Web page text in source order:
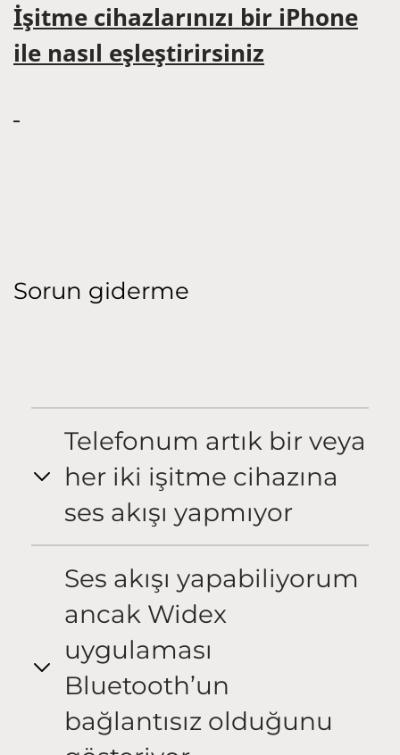
İşitme cihazlarınızı bir iPhone
ile nasıl eşleştirirsiniz
Sorun giderme
Telefonum artık bir veya
her iki işitme cihazına
ses akışı yapmıyor
Ses akışı yapabiliyorum
ancak Widex
uygulaması
Bluetooth’un
bağlantısız olduğunu